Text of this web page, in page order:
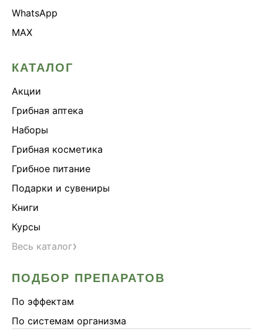
WhatsApp
MAX
КАТАЛОГ
Акции
Грибная аптека
Наборы
Грибная косметика
Грибное питание
Подарки и сувениры
Книги
Курсы
Весь каталог›
ПОДБОР ПРЕПАРАТОВ
По эффектам
По системам организма